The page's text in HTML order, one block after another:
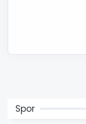
Spor